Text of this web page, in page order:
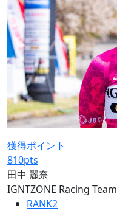
獲得ポイント
810pts
田中 麗奈
IGNTZONE Racing Team
RANK2